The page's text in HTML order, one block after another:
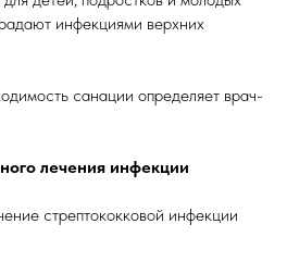
инфекциями верхних
санации определяет врач-
лечения инфекции
стрептококковой инфекции